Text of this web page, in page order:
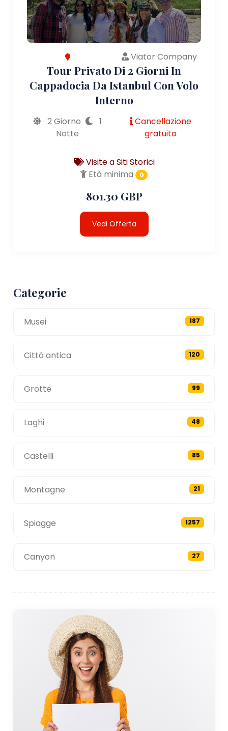
Viator Company
Tour Privato Di 2 Giorni In
Cappadocia Da Istanbul Con Volo
Interno
2 Giorno
1
Notte
Cancellazione
gratuita
Visite a Siti Storici
Età minima
0
801.30 GBP
Vedi Offerta
Categorie
Musei 187
Città antica 120
Grotte 99
Laghi 48
Castelli 85
Montagne 21
Spiagge 1257
Canyon 27